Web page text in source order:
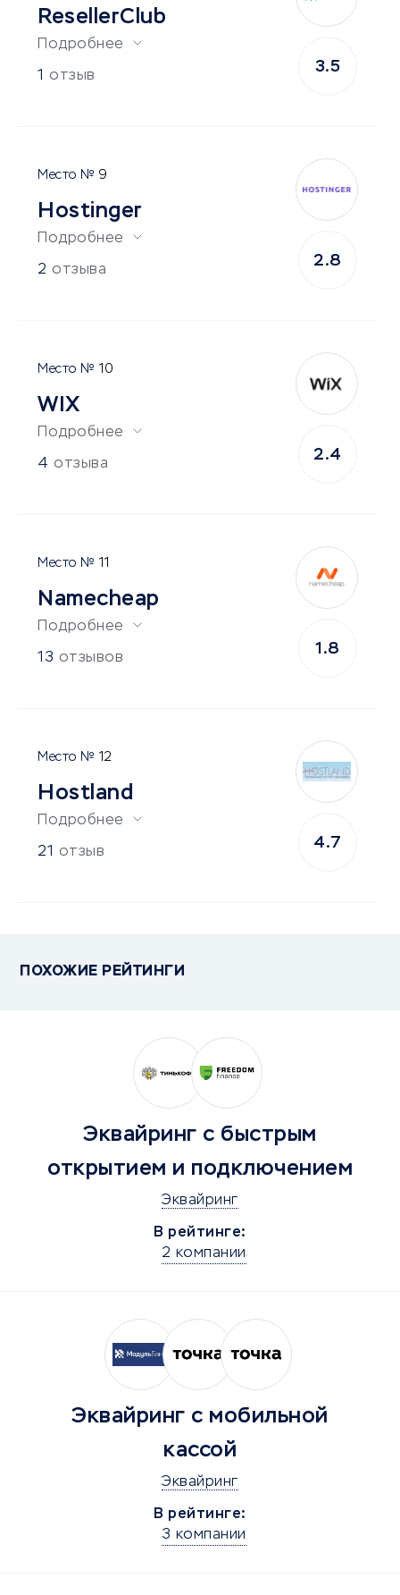
ResellerClub
Подробнее
1 отзыв
3.5
9
Hostinger
Подробнее
2 отзыва
2.8
10
WIX
Подробнее
4 отзыва
2.4
11
Namecheap
Подробнее
13 отзывов
1.8
12
Hostland
Подробнее
21 отзыв
4.7
ПОХОЖИЕ РЕЙТИНГИ
Эквайринг с быстрым
открытием и подключением
Эквайринг
В рейтинге:
2 компании
Эквайринг с мобильной
кассой
Эквайринг
В рейтинге:
3 компании